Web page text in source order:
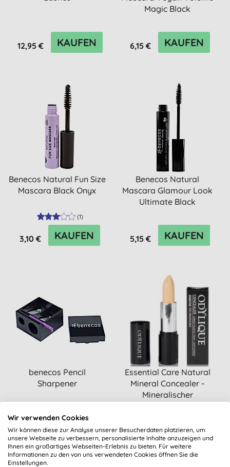
12,95 € KAUFEN
Magic Black
6,15 € KAUFEN
Benecos Natural Fun Size
Mascara Black Onyx
(1)
3,10 € KAUFEN
Benecos Natural
Mascara Glamour Look
Ultimate Black
5,15 € KAUFEN
benecos Pencil
Sharpener
2,05 € KAUFEN
Essential Care Natural
Mineral Concealer -
Mineralischer
19,55 € KAUFEN
Wir verwenden Cookies
Wir können diese zur Analyse unserer Besucherdaten platzieren, um
unsere Webseite zu verbessern, personalisierte Inhalte anzuzeigen und
Ihnen ein großartiges Webseiten-Erlebnis zu bieten. Für weitere
Informationen zu den von uns verwendeten Cookies öffnen Sie die
Einstellungen.